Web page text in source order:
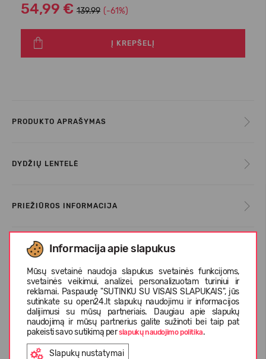
Informacija apie slapukus
Mūsų svetainė naudoja slapukus svetainės funkcijoms,
svetainės veikimui, analizei, personalizuotam turiniui ir
reklamai. Paspaudę "SUTINKU SU VISAIS SLAPUKAIS", jūs
sutinkate su open24.lt slapukų naudojimu ir informacijos
dalijimusi su mūsų partneriais. Daugiau apie slapukų
naudojimą ir mūsų partnerius galite sužinoti bei taip pat
pakeisti savo sutikimą perslapukų naudojimo politika.
Slapukų nustatymai
54,99 € 139.99 (-61%)
Į KREPŠELĮ
PRODUKTO APRAŠYMAS
DYDŽIŲ LENTELĖ
PRIEŽIŪROS INFORMACIJA
APIE KEEN
KLIENTŲ ATSILIEPIMAI (0)
Panašios prekės